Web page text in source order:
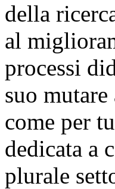
della
al
processi
suo
come per
dedicata a
plurale